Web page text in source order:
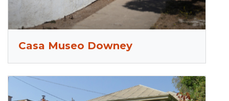
Casa Museo Downey